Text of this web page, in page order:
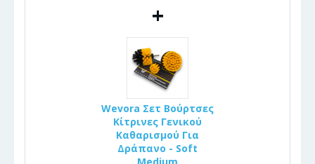
+
Wevora Σετ Βούρτσες
Κίτρινες Γενικού
Καθαρισμού Για
Δράπανο - Soft